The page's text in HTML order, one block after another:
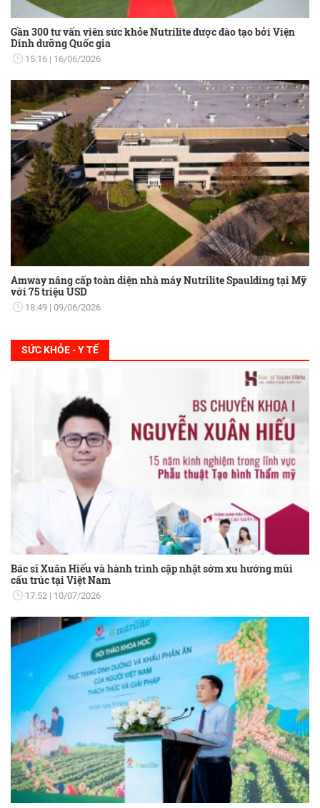
Gần 300 tư vấn viên sức khỏe Nutrilite được đào tạo bởi Viện
Dinh dưỡng Quốc gia
15:16 16/06/2026
Amway nâng cấp toàn diện nhà máy Nutrilite Spaulding tại Mỹ
với 75 triệu USD
18:49 09/06/2026
SỨC KHỎE - Y TẾ
Bác sĩ Xuân Hiếu và hành trình cập nhật sớm xu hướng mũi
cấu trúc tại Việt Nam
17:52 10/07/2026